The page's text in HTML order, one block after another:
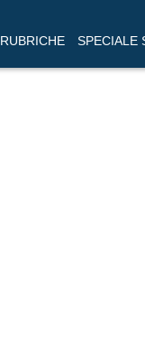
RUBRICHE SPECIALE